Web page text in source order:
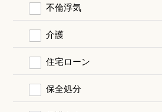
不倫浮気
介護
住宅ローン
保全処分